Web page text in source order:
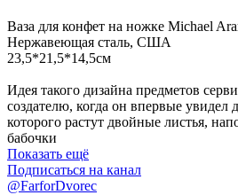
Ваза для конфет на ножке Michael
Нержавеющая сталь, США
23,5*21,5*14,5см
Идея такого дизайна предметов
создателю, когда он впервые увидел
которого растут двойные листья,
бабочки
Показать ещё
Подписаться на канал
@FarforDvorec